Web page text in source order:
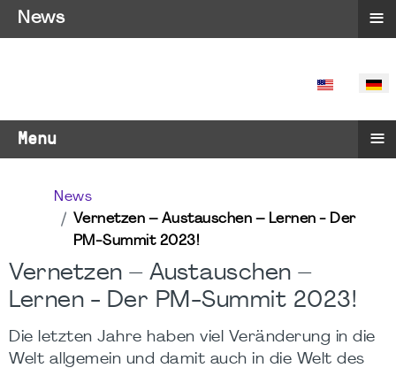
SPRACHE
Menu ≡
News
Vernetzen – Austauschen – Lernen - Der
PM-Summit 2023!
Vernetzen – Austauschen –
Lernen - Der PM-Summit 2023!
Die letzten Jahre haben viel Veränderung in die
Welt allgemein und damit auch in die Welt des
News ≡